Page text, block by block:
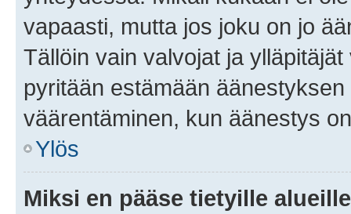
vapaasti, mutta jos joku on jo
Tällöin vain valvojat ja
pyritään estämään
väärentäminen, kun äänestys
Ylös
Miksi en pääse tietyille